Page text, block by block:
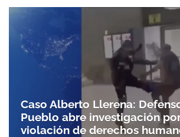
Gracias por suscribirte a
Caso Alberto Llerena:
Pueblo abre investigación
violación de derechos